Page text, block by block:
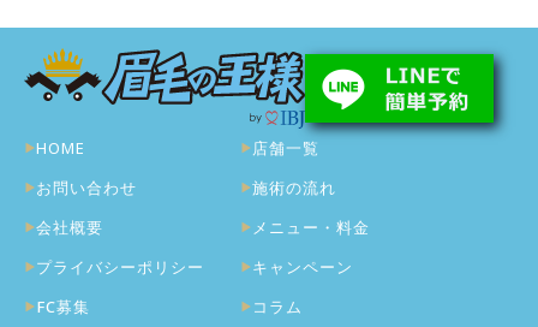
HOME
お問い合わせ
会社概要
プライバシーポリシー
FC募集
店舗一覧
施術の流れ
メニュー・料金
キャンペーン
コラム